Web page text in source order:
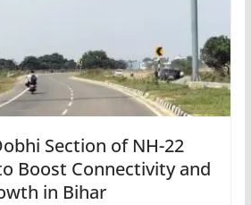
Section of NH-22
Boost Connectivity and
in Bihar